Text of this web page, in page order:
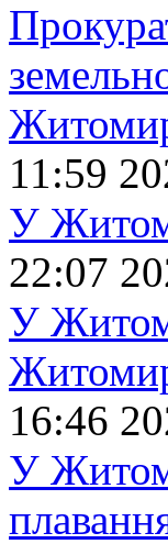
11:59
У
22:07
У
16:46
У